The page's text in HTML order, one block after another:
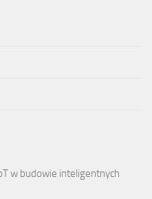
w budowie inteligentnych